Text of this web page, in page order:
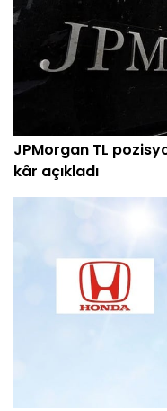
JPMorgan TL
kâr açıkladı